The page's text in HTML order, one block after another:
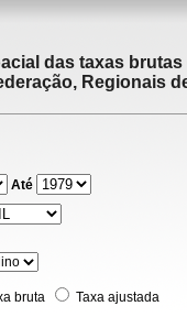
das taxas
Regionais
Até
bruta Taxa ajustada